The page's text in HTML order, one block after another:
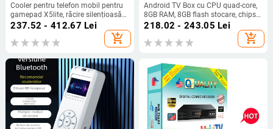
Cooler pentru telefon mobil pentru
gamepad X5lite, răcire silențioasă
pe bază de semiconductori,
interfață USB-C, conectivitate
wireless, model X5lite zero joint
237.52 - 412.67 Lei
add_shopping_cart
Android TV Box cu CPU quad-core,
8GB RAM, 8GB flash stocare, chipset
Amlogic, HDMI/USB/AV, Full HD
218.02 - 243.05 Lei
add_shopping_cart